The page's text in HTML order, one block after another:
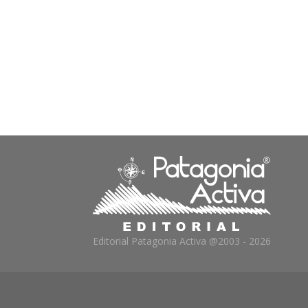
Editorial Patagonia Activa @2003 - 2026